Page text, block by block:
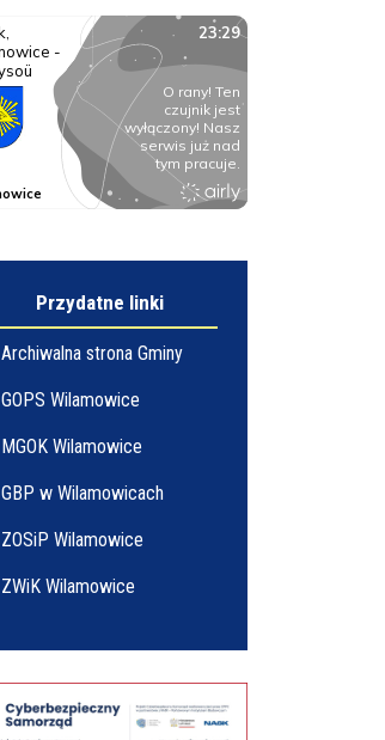
Przydatne linki
Archiwalna strona Gminy
GOPS Wilamowice
MGOK Wilamowice
GBP w Wilamowicach
ZOSiP Wilamowice
ZWiK Wilamowice